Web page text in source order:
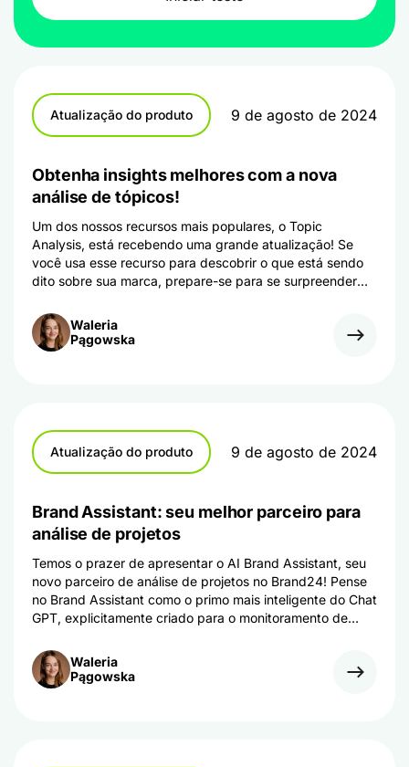
Atualização do produto 9 de agosto de 2024
Obtenha insights melhores com a nova
análise de tópicos!
Um dos nossos recursos mais populares, o Topic
Analysis, está recebendo uma grande atualização! Se
você usa esse recurso para descobrir o que está sendo
dito sobre sua marca, prepare-se para se surpreender
profundos. Aqui está tudo o que você precisa saber
sobre a atualização e como ela pode ajudar sua empresa.
Waleria
Pągowska
Atualização do produto 9 de agosto de 2024
Brand Assistant: seu melhor parceiro para
análise de projetos
Temos o prazer de apresentar o AI Brand Assistant, seu
novo parceiro de análise de projetos no Brand24! Pense
no Brand Assistant como o primo mais inteligente do Chat
GPT, explicitamente criado para o monitoramento de
Waleria
Pągowska